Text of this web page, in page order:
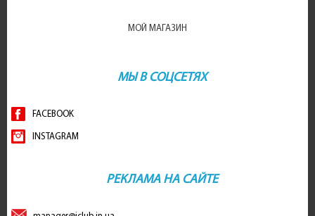
МОЙ МАГАЗИН
МЫ В СОЦСЕТЯХ
FACEBOOK
INSTAGRAM
РЕКЛАМА НА САЙТЕ